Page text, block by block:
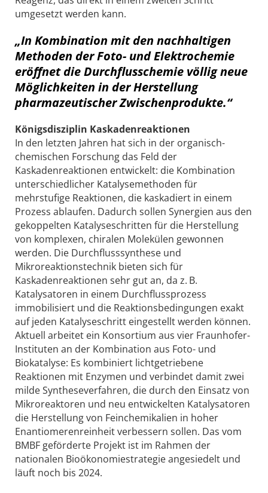
umgesetzt werden kann.
„In Kombination mit den nachhaltigen
Methoden der Foto- und Elektrochemie
eröffnet die Durchflusschemie völlig neue
Möglichkeiten in der Herstellung
pharmazeutischer Zwischenprodukte.“
Königsdisziplin Kaskadenreaktionen
In den letzten Jahren hat sich in der organisch-
chemischen Forschung das Feld der
Kaskadenreaktionen entwickelt: die Kombination
unterschiedlicher Katalysemethoden für
mehrstufige Reaktionen, die kaskadiert in einem
Prozess ablaufen. Dadurch sollen Synergien aus den
gekoppelten Katalyseschritten für die Herstellung
von komplexen, chiralen Molekülen gewonnen
werden. Die Durchflusssynthese und
Mikroreaktionstechnik bieten sich für
Kaskadenreaktionen sehr gut an, da z. B.
Katalysatoren in einem Durchflussprozess
immobilisiert und die Reaktionsbedingungen exakt
auf jeden Katalyseschritt eingestellt werden können.
Aktuell arbeitet ein Konsortium aus vier Fraunhofer-
Instituten an der Kombination aus Foto- und
Biokatalyse: Es kombiniert lichtgetriebene
Reaktionen mit Enzymen und verbindet damit zwei
milde Syntheseverfahren, die durch den Einsatz von
Mikroreaktoren und neu entwickelten Katalysatoren
die Herstellung von Feinchemikalien in hoher
Enantiomerenreinheit verbessern sollen. Das vom
BMBF geförderte Projekt ist im Rahmen der
nationalen Bioökonomiestrategie angesiedelt und
läuft noch bis 2024.